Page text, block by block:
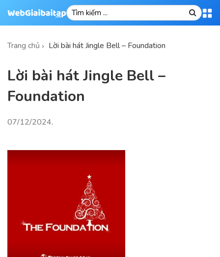
Trang chủ Lời bài hát Jingle Bell – Foundation
Lời bài hát Jingle Bell –
Foundation
07/12/2024.